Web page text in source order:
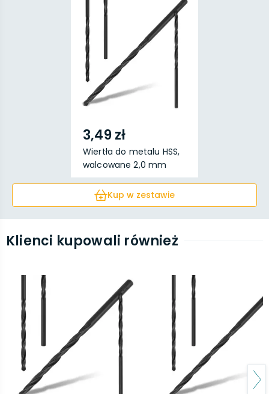
3,49 zł
Wiertła do metalu HSS,
walcowane 2,0 mm
Kup w zestawie
Klienci kupowali również